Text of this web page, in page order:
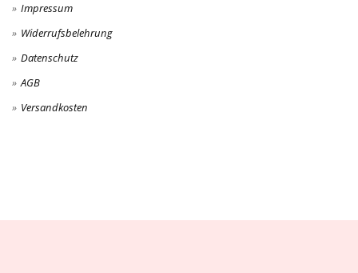
Impressum
Widerrufsbelehrung
Datenschutz
AGB
Versandkosten